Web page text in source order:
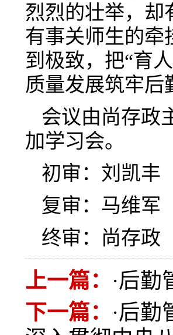
烈烈的壮举，却
有事关师生的牵
到极致，把“育
质量发展筑牢后
会议由尚存政
加学习会。
初审：刘凯丰
复审：马维军
终审：尚存政
上一篇： ·后勤
下一篇： ·后勤